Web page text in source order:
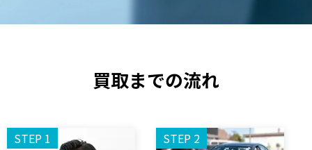
買取までの流れ
STEP 1 STEP 2